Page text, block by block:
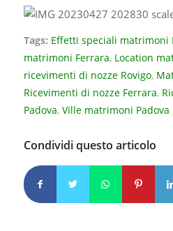
Tags: Effetti speciali matrimoni
matrimoni Ferrara, Location
ricevimenti di nozze Rovigo,
Ricevimenti di nozze Ferrara,
Padova, Ville matrimoni Padova
Condividi questo articolo